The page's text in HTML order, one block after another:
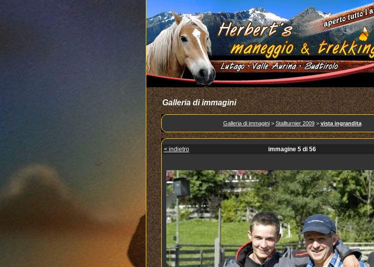
Galleria di immagini
Galleria di immagini> Stallturnier 2009> vista ingrandita
< indietro immagine 5 di 56